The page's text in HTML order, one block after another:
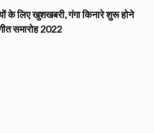
के लिए खुशखबरी, गंगा किनारे शुरू होने
समारोह 2022